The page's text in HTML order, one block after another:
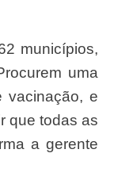
uma
vacinação, e
que todas as
a gerente